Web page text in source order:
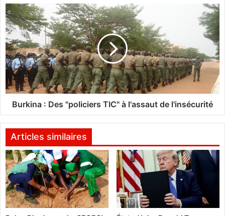
e
m
m
e
»
:
I
b
r
i
l
u
k
u
n
g
B
u
r
k
i
n
a
D
s
"
o
l
i
c
i
e
r
Burkina : Des "policiers TIC" à l'assaut de l'insécurité
Articles similaires